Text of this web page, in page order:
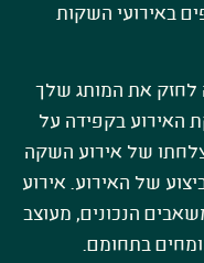
באירועי השקות
לחזק את המותג שלך
האירוע בקפידה על
של אירוע השקה
של האירוע. אירוע
הנכונים, מעוצב
בתחומם.